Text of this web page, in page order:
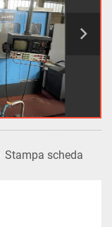
Stampa scheda